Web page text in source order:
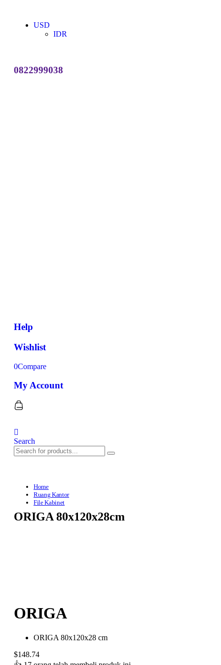
USD
IDR
0822999038
Help
Wishlist
0Compare
My Account
Search
Home
Ruang Kantor
File Kabinet
ORIGA 80x120x28cm
ORIGA
ORIGA 80x120x28 cm
$148.74